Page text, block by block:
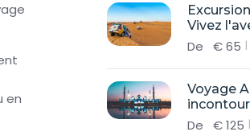
en
Vivez
De €65
Voyage
De €125